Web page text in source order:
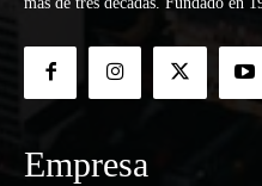
Empresa